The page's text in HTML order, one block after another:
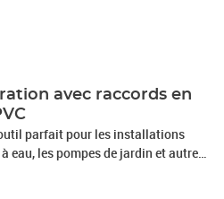
avec raccords en
parfait pour les installations
eau, les pompes de jardin et autres
tuyau d'arrosage est fabriqué en